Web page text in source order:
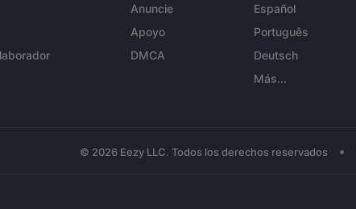
Anuncie
Apoyo
DMCA
Español
Português
Deutsch
Más...
© 2026 Eezy LLC. Todos los derechos reservados •